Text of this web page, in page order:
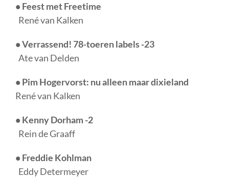
• Feest met Freetime
René van Kalken
• Verrassend! 78-toeren labels -23
Ate van Delden
• Pim Hogervorst: nu alleen maar dixieland
René van Kalken
• Kenny Dorham -2
Rein de Graaff
• Freddie Kohlman
Eddy Determeyer